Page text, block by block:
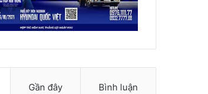
Gần đây Bình luận